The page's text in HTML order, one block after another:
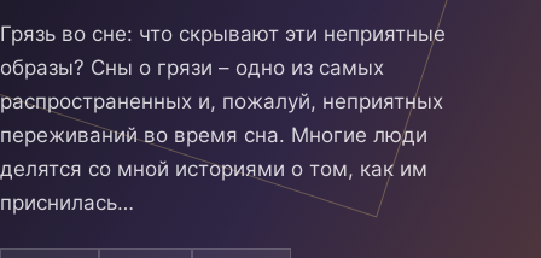
Грязь во сне: что скрывают эти неприятные
образы? Сны о грязи – одно из самых
распространенных и, пожалуй, неприятных
переживаний во время сна. Многие люди
делятся со мной историями о том, как им
приснилась…